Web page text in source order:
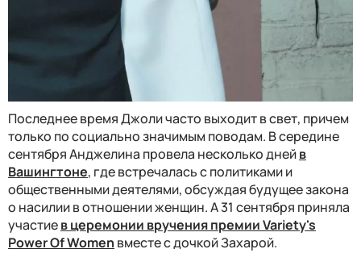
Последнее время Джоли часто выходит в свет, причем
только по социально значимым поводам. В середине
сентября Анджелина провела несколько днейв
Вашингтоне, где встречалась с политиками и
общественными деятелями, обсуждая будущее закона
о насилии в отношении женщин. А 31 сентября приняла
участиев церемонии вручения премии Variety's
Power Of Women вместе с дочкой Захарой.